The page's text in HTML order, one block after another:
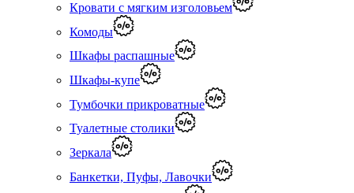
Кровати с мягким изголовьем
Комоды
Шкафы распашные
Шкафы-купе
Тумбочки прикроватные
Туалетные столики
Зеркала
Банкетки, Пуфы, Лавочки